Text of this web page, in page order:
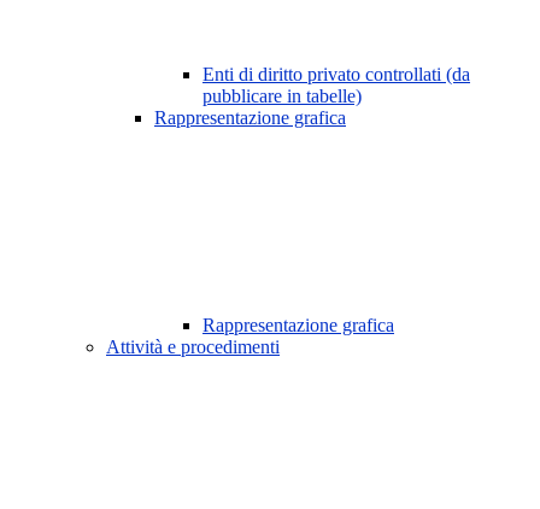
Enti di diritto privato controllati (da
pubblicare in tabelle)
Rappresentazione grafica
Rappresentazione grafica
Attività e procedimenti